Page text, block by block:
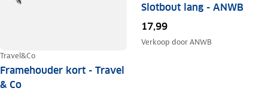
Travel&Co
Framehouder kort - Travel
& Co
Slotbout lang - ANWB
17,99
Verkoop doorANWB